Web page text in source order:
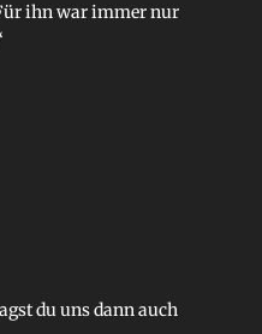
ihn war immer nur
du uns dann auch